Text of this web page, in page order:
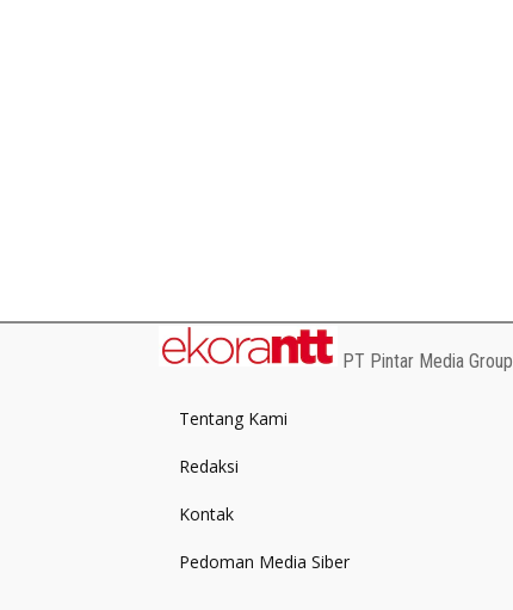
PT Pintar Media Group
Tentang Kami
Redaksi
Kontak
Pedoman Media Siber